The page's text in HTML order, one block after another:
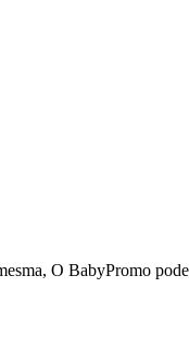
O BabyPromo